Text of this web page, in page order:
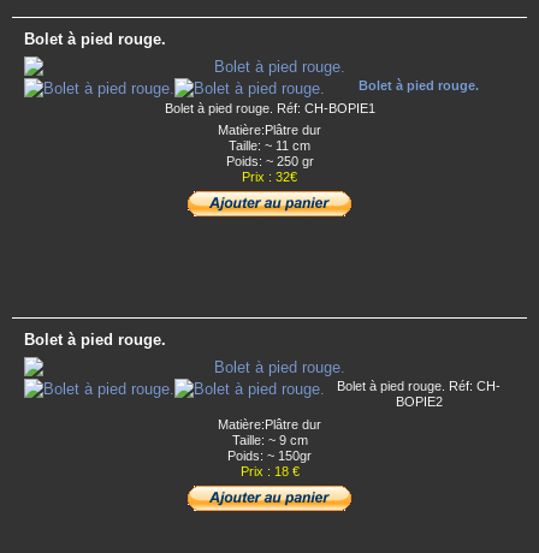
Bolet à pied rouge.
Bolet à pied rouge.
Bolet à pied rouge. Réf: CH-BOPIE1
Matière:Plâtre dur
Taille: ~ 11 cm
Poids: ~ 250 gr
Prix : 32€
Bolet à pied rouge.
Bolet à pied rouge. Réf: CH-
BOPIE2
Matière:Plâtre dur
Taille: ~ 9 cm
Poids: ~ 150gr
Prix : 18 €